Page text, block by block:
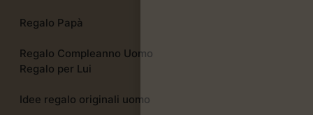
Regalo Papà
Regalo Compleanno Uomo
Regalo per Lui
Idee regalo originali uomo